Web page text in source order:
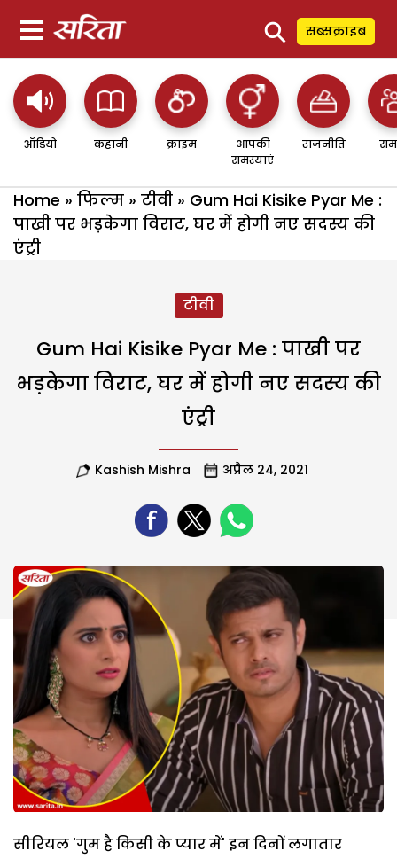
⚲ सब्सक्राइब
ऑडियो कहानी क्राइम
आपकी
समस्याएं
राजनीति
Home » फिल्म » टीवी » Gum Hai Kisike Pyar Me :
पाखी पर भड़केगा विराट, घर में होगी नए सदस्य की
एंट्री
टीवी
Gum Hai Kisike Pyar Me : पाखी पर
भड़केगा विराट, घर में होगी नए सदस्य की
एंट्री
Kashish Mishra अप्रैल 24, 2021
सीरियल 'गुम है किसी के प्यार में' इन दिनों लगातार